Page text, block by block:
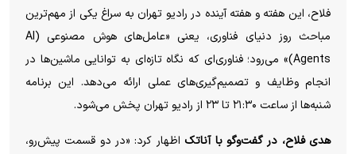
فلاح، این هفته و هفته آینده در رادیو تهران به سراغ یکی از مهم‌ترین
مباحث روز دنیای فناوری، یعنی «عامل‌های هوش مصنوعی (AI
Agents)» می‌رود؛ فناوری‌ای که نگاه تازه‌ای به توانایی ماشین‌ها در
انجام وظایف و تصمیم‌گیری‌های عملی ارائه می‌دهد. این برنامه
شنبه‌ها از ساعت ۲۱:۳۰ تا ۲۳ از رادیو تهران پخش می‌شود.
هدی فلاح، در گفت‌و‌گو با آناتک اظهار کرد: «در دو قسمت پیش‌رو،